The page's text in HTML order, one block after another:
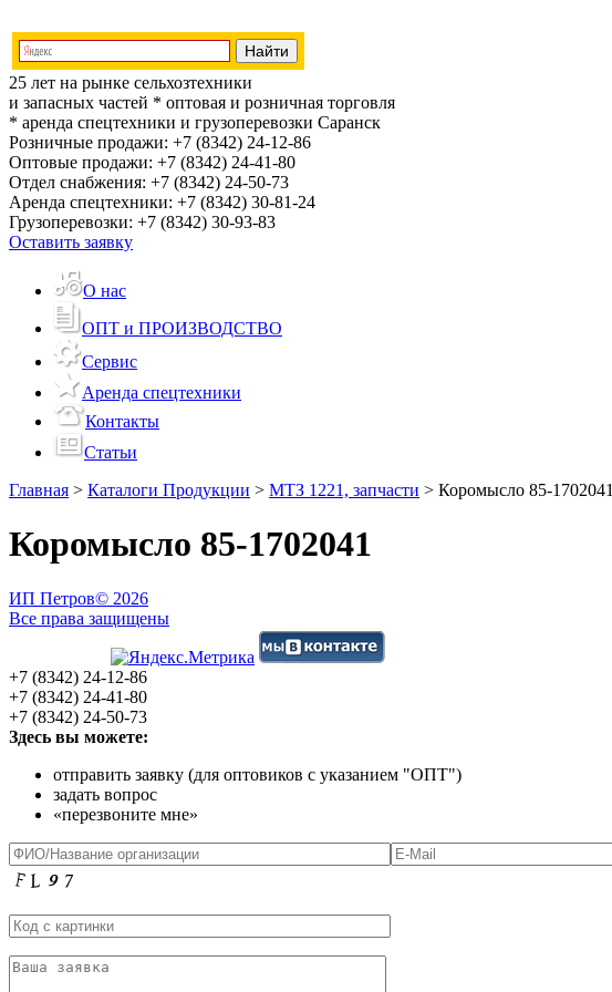
25 лет на рынке сельхозтехники
и запасных частей * оптовая и розничная торговля
* аренда спецтехники и грузоперевозки Саранск
Розничные продажи: +7 (8342) 24-12-86
Оптовые продажи: +7 (8342) 24-41-80
Отдел снабжения: +7 (8342) 24-50-73
Аренда спецтехники: +7 (8342) 30-81-24
Грузоперевозки: +7 (8342) 30-93-83
Оставить заявку
О нас
ОПТ и ПРОИЗВОДСТВО
Сервис
Аренда спецтехники
Контакты
Статьи
Главная > Каталоги Продукции > МТЗ 1221, запчасти > Коромысло 85-1702041
Коромысло 85-1702041
ИП Петров© 2026
Все права защищены
+7 (8342) 24-12-86
+7 (8342) 24-41-80
+7 (8342) 24-50-73
Здесь вы можете:
отправить заявку (для оптовиков с указанием "ОПТ")
задать вопрос
«перезвоните мне»